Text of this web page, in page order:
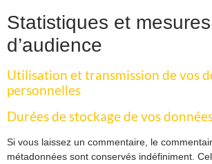
Statistiques et mesures
d’audience
Utilisation et transmission de vos
personnelles
Durées de stockage de vos
Si vous laissez un commentaire, le
métadonnées sont conservés indéfiniment.